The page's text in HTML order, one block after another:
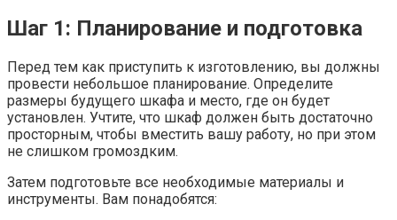
Шаг 1: Планирование и подготовка
Перед тем как приступить к изготовлению, вы должны
провести небольшое планирование. Определите
размеры будущего шкафа и место, где он будет
установлен. Учтите, что шкаф должен быть достаточно
просторным, чтобы вместить вашу работу, но при этом
не слишком громоздким.
Затем подготовьте все необходимые материалы и
инструменты. Вам понадобятся: